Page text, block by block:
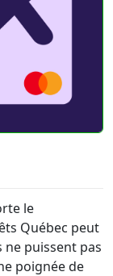
le
Québec peut
ne puissent pas
poignée de